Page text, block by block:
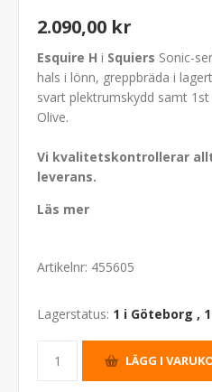
2.090,00 kr
Esquire H i Squiers Sonic-
hals i lönn, greppbräda i
svart plektrumskydd samt
Olive.
Vi kvalitetskontrollerar
leverans.
Läs mer
Artikelnr: 455605
Lagerstatus: 1 i Göteborg ,